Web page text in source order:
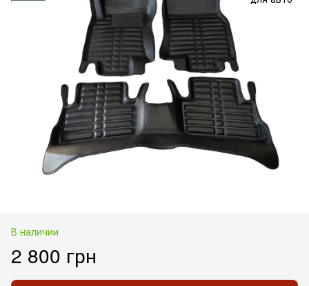
В наличии
2 800 грн